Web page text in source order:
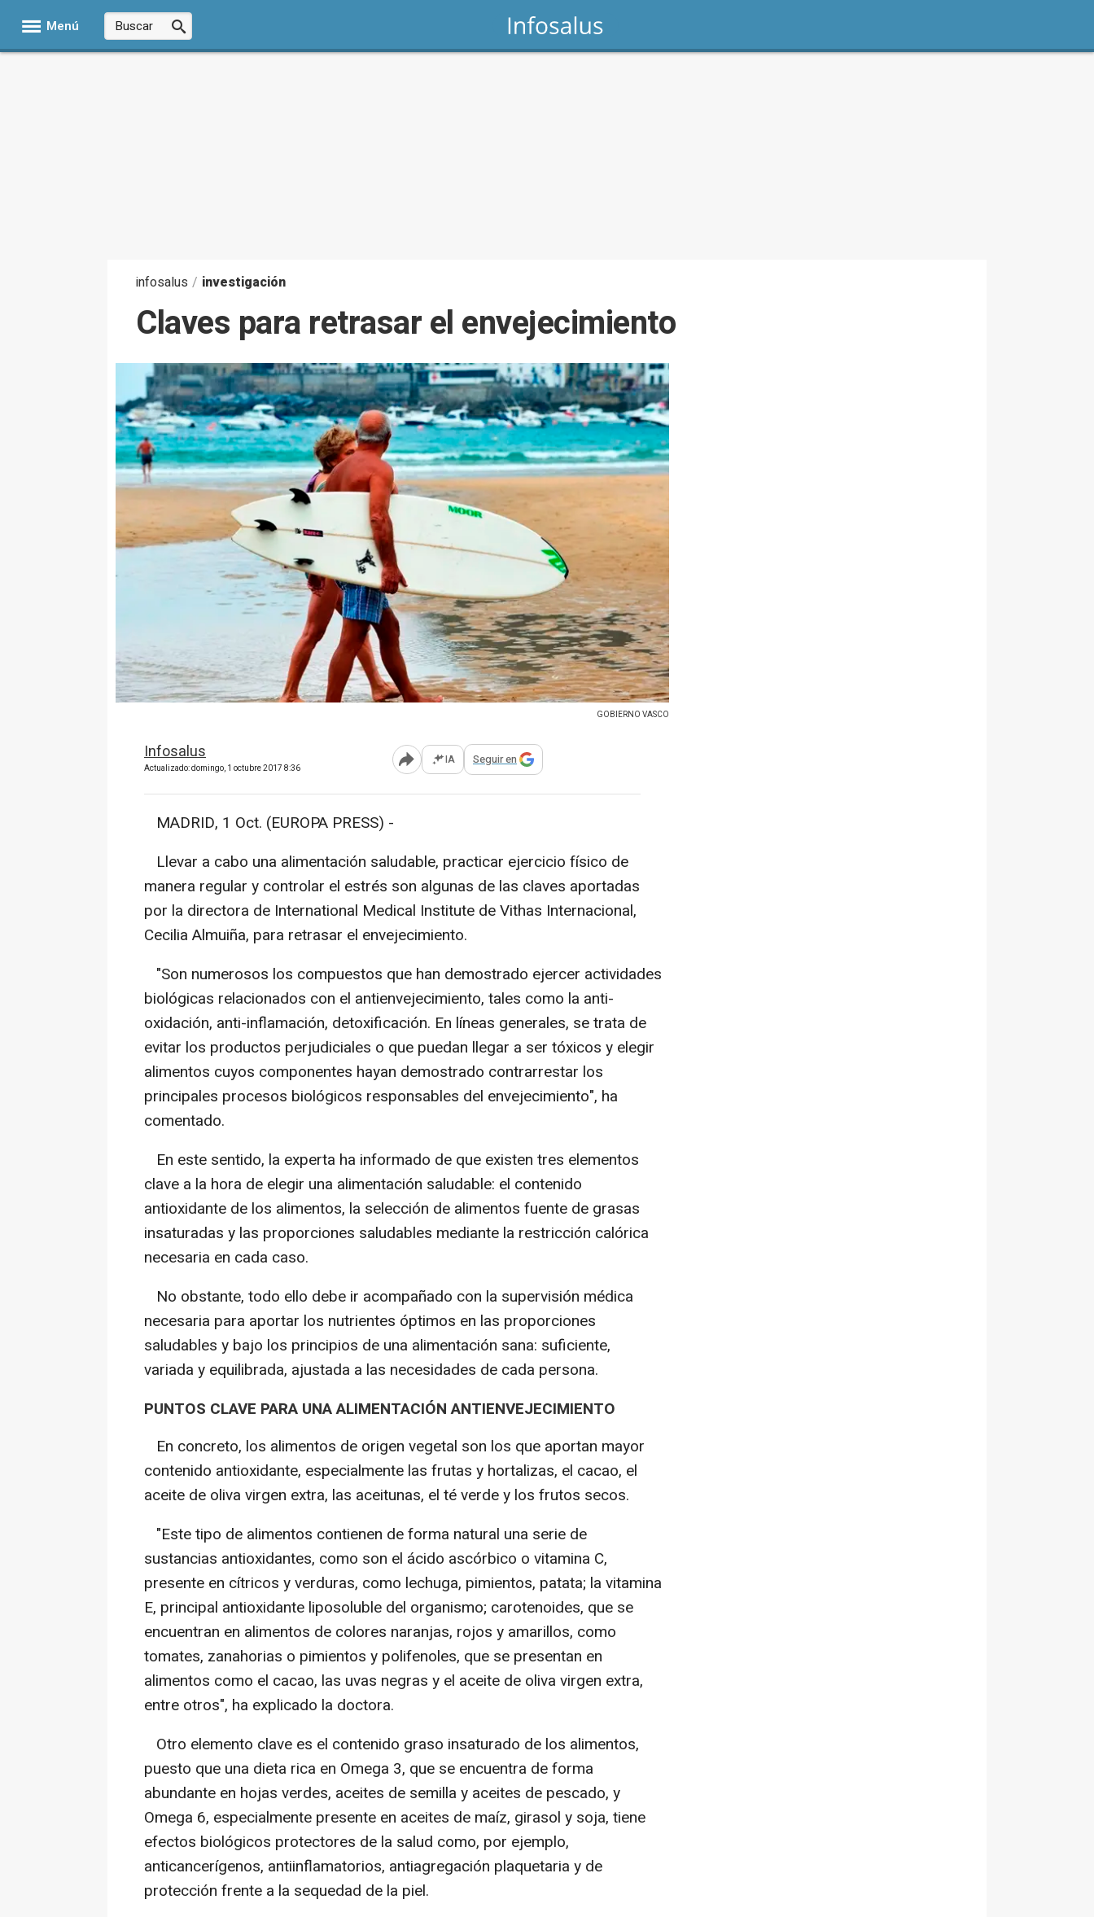
Menú
infosalus / investigación
Claves para retrasar el envejecimiento
GOBIERNO VASCO
Infosalus
Actualizado: domingo, 1 octubre 2017 8:36 Abrir opciones para compartir
IA Seguir en
MADRID, 1 Oct. (EUROPA PRESS) -
Llevar a cabo una alimentación saludable, practicar ejercicio físico de
manera regular y controlar el estrés son algunas de las claves aportadas
por la directora de International Medical Institute de Vithas Internacional,
Cecilia Almuiña, para retrasar el envejecimiento.
"Son numerosos los compuestos que han demostrado ejercer actividades
biológicas relacionados con el antienvejecimiento, tales como la anti-
oxidación, anti-inflamación, detoxificación. En líneas generales, se trata de
evitar los productos perjudiciales o que puedan llegar a ser tóxicos y elegir
alimentos cuyos componentes hayan demostrado contrarrestar los
principales procesos biológicos responsables del envejecimiento", ha
comentado.
En este sentido, la experta ha informado de que existen tres elementos
clave a la hora de elegir una alimentación saludable: el contenido
antioxidante de los alimentos, la selección de alimentos fuente de grasas
insaturadas y las proporciones saludables mediante la restricción calórica
necesaria en cada caso.
No obstante, todo ello debe ir acompañado con la supervisión médica
necesaria para aportar los nutrientes óptimos en las proporciones
saludables y bajo los principios de una alimentación sana: suficiente,
variada y equilibrada, ajustada a las necesidades de cada persona.
PUNTOS CLAVE PARA UNA ALIMENTACIÓN ANTIENVEJECIMIENTO
En concreto, los alimentos de origen vegetal son los que aportan mayor
contenido antioxidante, especialmente las frutas y hortalizas, el cacao, el
aceite de oliva virgen extra, las aceitunas, el té verde y los frutos secos.
"Este tipo de alimentos contienen de forma natural una serie de
sustancias antioxidantes, como son el ácido ascórbico o vitamina C,
presente en cítricos y verduras, como lechuga, pimientos, patata; la vitamina
E, principal antioxidante liposoluble del organismo; carotenoides, que se
encuentran en alimentos de colores naranjas, rojos y amarillos, como
tomates, zanahorias o pimientos y polifenoles, que se presentan en
alimentos como el cacao, las uvas negras y el aceite de oliva virgen extra,
entre otros", ha explicado la doctora.
Otro elemento clave es el contenido graso insaturado de los alimentos,
puesto que una dieta rica en Omega 3, que se encuentra de forma
abundante en hojas verdes, aceites de semilla y aceites de pescado, y
Omega 6, especialmente presente en aceites de maíz, girasol y soja, tiene
efectos biológicos protectores de la salud como, por ejemplo,
anticancerígenos, antiinflamatorios, antiagregación plaquetaria y de
protección frente a la sequedad de la piel.